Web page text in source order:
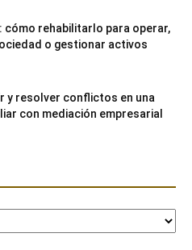
cómo rehabilitarlo para operar,
o gestionar activos
y resolver conflictos en una
con mediación empresarial